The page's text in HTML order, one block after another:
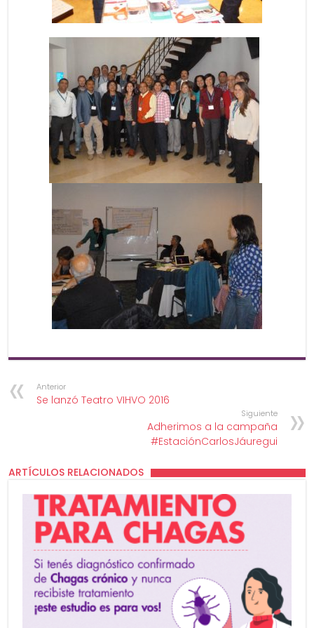
Anterior
Se lanzó Teatro VIHVO 2016
Siguiente
Adherimos a la campaña
#EstaciónCarlosJáuregui
ARTÍCULOS RELACIONADOS